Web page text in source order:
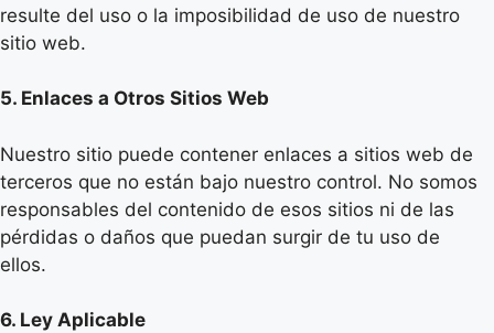
resulte del uso o la imposibilidad de uso de nuestro
sitio web.
5. Enlaces a Otros Sitios Web
Nuestro sitio puede contener enlaces a sitios web de
terceros que no están bajo nuestro control. No somos
responsables del contenido de esos sitios ni de las
pérdidas o daños que puedan surgir de tu uso de
ellos.
6. Ley Aplicable